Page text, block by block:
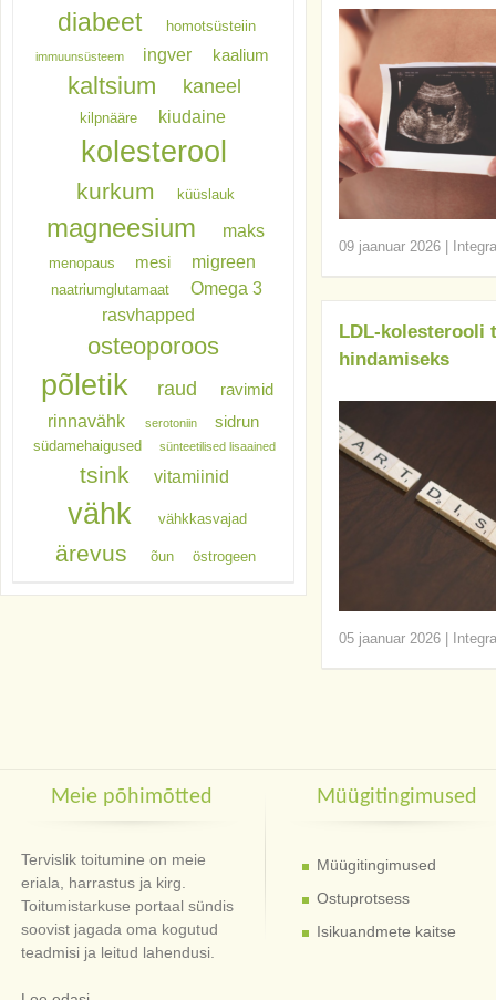
09 jaanuar 2026
LDL-kolesterooli
hindamiseks
05 jaanuar 2026
diabeet homotsüsteiin
immuunsüsteem ingver kaalium
kaltsium kaneel
kilpnääre kiudaine
kolesterool
kurkum küüslauk
magneesium maks
menopaus mesi migreen
naatriumglutamaat
Omega 3
rasvhapped
osteoporoos
põletik raud ravimid
rinnavähk serotoniin sidrun
südamehaigused sünteetilised lisaained
tsink vitamiinid
vähk vähkkasvajad
ärevus õun östrogeen
Meie põhimõtted
Tervislik toitumine on meie
eriala, harrastus ja kirg.
Toitumistarkuse portaal sündis
soovist jagada oma kogutud
teadmisi ja leitud lahendusi.
Müügitingimused
Müügitingimused
Ostuprotsess
Isikuandmete kaitse